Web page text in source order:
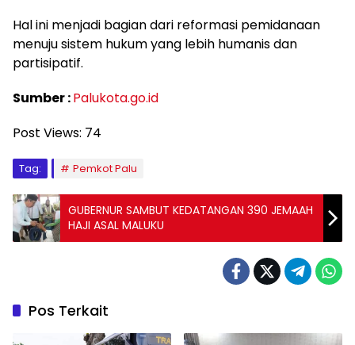
Hal ini menjadi bagian dari reformasi pemidanaan
menuju sistem hukum yang lebih humanis dan
partisipatif.
Sumber :Palukota.go.id
Post Views: 74
Tag: Pemkot Palu
GUBERNUR SAMBUT KEDATANGAN 390 JEMAAH
HAJI ASAL MALUKU
Pos Terkait